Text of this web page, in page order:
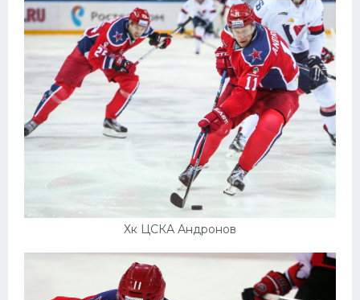
Хк ЦСКА Андронов